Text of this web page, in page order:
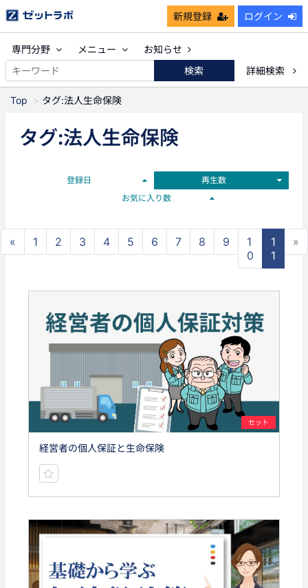
新規登録 ログイン
専門分野 メニュー
お知らせ
検索
詳細検索
Top タグ:法人生命保険
タグ:法人生命保険
登録日
再生数
お気に入り数
« 1 2 3 4 5 6 7 8 9
1
0
1
1
»
セット
経営者の個人保証と生命保険